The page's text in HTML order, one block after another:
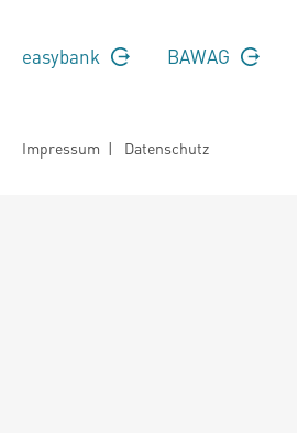
easybank BAWAG
Impressum | Datenschutz